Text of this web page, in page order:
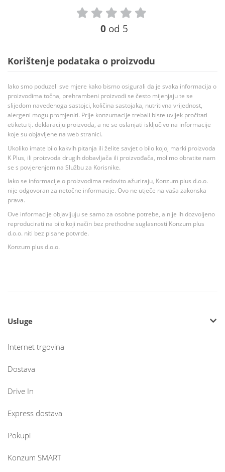
0 od 5
Korištenje podataka o proizvodu
Iako smo poduzeli sve mjere kako bismo osigurali da je svaka informacija o
proizvodima točna, prehrambeni proizvodi se često mijenjaju te se
slijedom navedenoga sastojci, količina sastojaka, nutritivna vrijednost,
alergeni mogu promjeniti. Prije konzumacije trebali biste uvijek pročitati
etiketu tj. deklaraciju proizvoda, a ne se oslanjati isključivo na informacije
koje su objavljene na web stranici.
Ukoliko imate bilo kakvih pitanja ili želite savjet o bilo kojoj marki proizvoda
K Plus, ili proizvoda drugih dobavljača ili proizvođača, molimo obratite nam
se s povjerenjem na Službu za Korisnike.
Iako se informacije o proizvodima redovito ažuriraju, Konzum plus d.o.o.
nije odgovoran za netočne informacije. Ovo ne utječe na vaša zakonska
prava.
Ove informacije objavljuju se samo za osobne potrebe, a nije ih dozvoljeno
reproducirati na bilo koji način bez prethodne suglasnosti Konzum plus
d.o.o. niti bez pisane potvrde.
Konzum plus d.o.o.
Usluge
Internet trgovina
Dostava
Drive In
Express dostava
Pokupi
Konzum SMART